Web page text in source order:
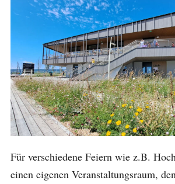
Für verschiedene Feiern wie z.B.
einen eigenen Veranstaltungsraum,